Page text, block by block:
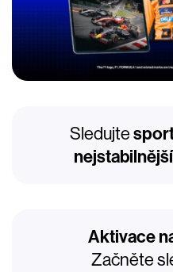
Sledujte
Aktivace
Začněte